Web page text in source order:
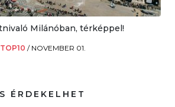
Milánóban, térképpel!
TOP10 / NOVEMBER 01.
ÉRDEKELHET